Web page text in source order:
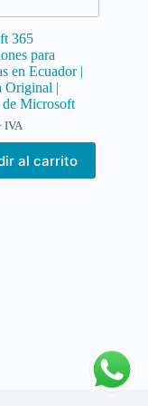
365
para
en Ecuador |
Original |
de Microsoft
IVA
al carrito